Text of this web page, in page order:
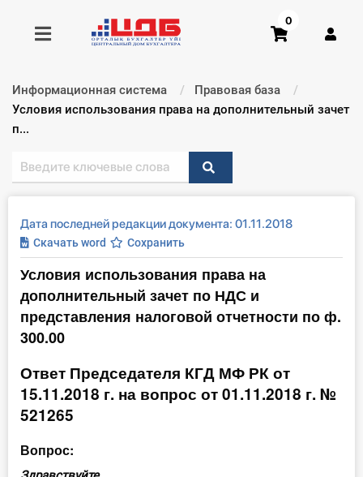
Получить консультацию
Главная ИС
Формы
Консультации
Правовая база
Инструменты
Вебинары
Справочник бухгалтера
0
Информационная система
Правовая база
Текущий:
Условия использования права на дополнительный зачет
п...
Дата последней редакции документа: 01.11.2018
Скачать word Сохранить
Условия использования права на
дополнительный зачет по НДС и
представления налоговой отчетности по ф.
300.00
Ответ Председателя КГД МФ РК от
15.11.2018 г. на вопрос от 01.11.2018 г. №
521265
Вопрос: